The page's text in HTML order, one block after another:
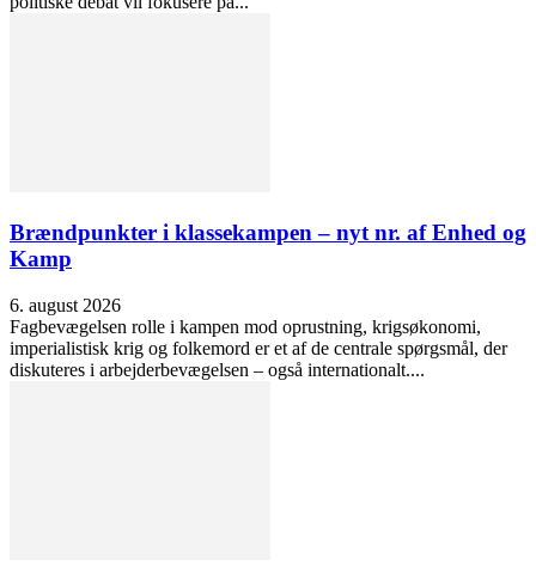
Brændpunkter i klassekampen – nyt nr. af Enhed og
Kamp
6. august 2026
Fagbevægelsen rolle i kampen mod oprustning, krigsøkonomi,
imperialistisk krig og folkemord er et af de centrale spørgsmål, der
diskuteres i arbejderbevægelsen – også internationalt....